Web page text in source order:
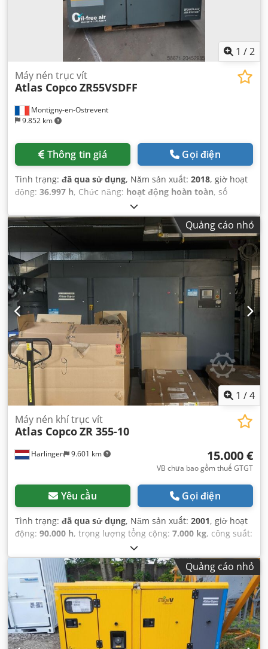
1 /2
Montigny-en-Ostrevent
9.852 km
Máy nén trục vít
Atlas CopcoZR55VSDFF
Thông tin giá Gọi điện
Tình trạng: đã qua sử dụng, Năm sản xuất: 2018, giờ hoạt
động: 36.997 h, Chức năng: hoạt động hoàn toàn, số
API794107, trọng lượng tổng cộng:
kg, tổng chiều dài:2.450 mm, tổng chiều rộng:1.020 mm,
tổng chiều cao:1.830 mm, công suất:55 kW (74,78 mã
, loại làm mát:không khí
Thiết bị:Có sẵn biển kiểu, hệ thống khí nén, máy nén khí,
Quảng cáo nhỏ
1 /4
Harlingen 9.601 km
Máy nén khí trục vít
Atlas CopcoZR 355-10
15.000 €
VB chưa bao gồm thuế GTGT
Yêu cầu Gọi điện
Tình trạng: đã qua sử dụng, Năm sản xuất: 2001, giờ hoạt
động: 90.000 h, trọng lượng tổng cộng: 7.000 kg, công suất:
, áp suất làm việc:
suất (tối đa):10 thanh, loại làm mát:nước,
Quảng cáo nhỏ